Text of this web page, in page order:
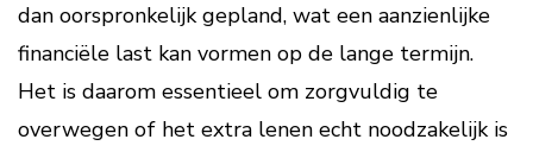
dan oorspronkelijk gepland, wat een aanzienlijke
financiële last kan vormen op de lange termijn.
Het is daarom essentieel om zorgvuldig te
overwegen of het extra lenen echt noodzakelijk is